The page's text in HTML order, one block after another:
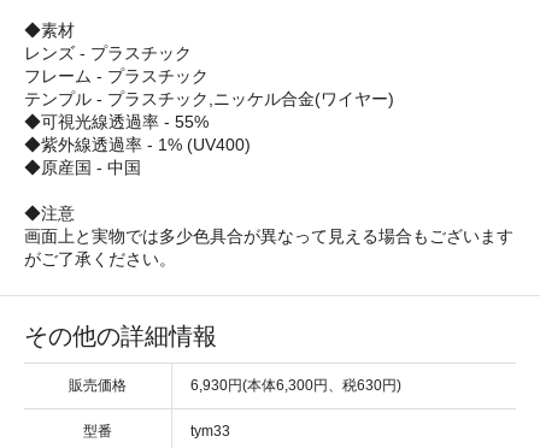
◆素材
レンズ - プラスチック
フレーム - プラスチック
テンプル - プラスチック,ニッケル合金(ワイヤー)
◆可視光線透過率 - 55%
◆紫外線透過率 - 1% (UV400)
◆原産国 - 中国
◆注意
画面上と実物では多少色具合が異なって見える場合もございます
がご了承ください。
その他の詳細情報
販売価格 6,930円(本体6,300円、税630円)
型番 tym33